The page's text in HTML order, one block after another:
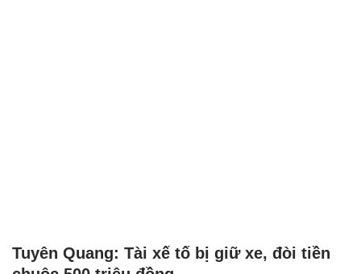
Tuyên Quang: Tài xế tố bị giữ xe, đòi tiền